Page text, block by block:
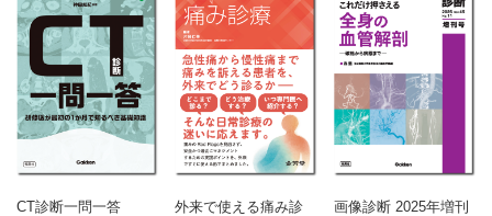
CT診断一問一答
外来で使える痛み診
画像診断 2025年増刊